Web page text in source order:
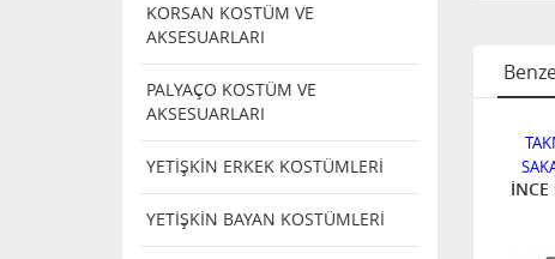
KORSAN KOSTÜM VE
AKSESUARLARI
PALYAÇO KOSTÜM VE
AKSESUARLARI
YETİŞKİN ERKEK KOSTÜMLERİ
YETİŞKİN BAYAN KOSTÜMLERİ
TAKMA BIYIK VE
SAKAL ÇEŞİTLERİ
BIYIK
TAKMA BIYIK VE
SAKAL ÇEŞİTLERİ
BEYAZ SAKALVE
BIYIK
İNCE